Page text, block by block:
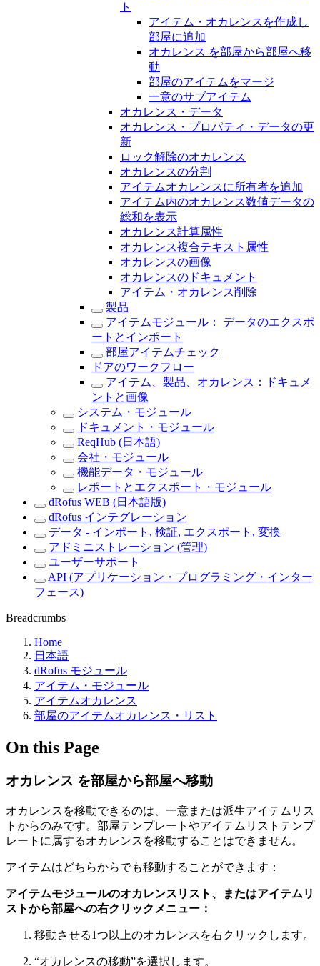
ト
アイテム・オカレンスを作成し
部屋に追加
オカレンス を部屋から部屋へ移
動
部屋のアイテムをマージ
一意のサブアイテム
オカレンス・データ
オカレンス・プロパティ・データの更
新
ロック解除のオカレンス
オカレンスの分割
アイテムオカレンスに所有者を追加
アイテム内のオカレンス数値データの
総和を表示
オカレンス計算属性
オカレンス複合テキスト属性
オカレンスの画像
オカレンスのドキュメント
アイテム・オカレンス削除
製品
アイテムモジュール： データのエクスポ
ートとインポート
部屋アイテムチェック
ドアのワークフロー
アイテム、製品、オカレンス：ドキュメ
ントと画像
システム・モジュール
ドキュメント・モジュール
ReqHub (日本語)
会社・モジュール
機能データ・モジュール
レポートとエクスポート・モジュール
dRofus WEB (日本語版)
dRofus インテグレーション
データ - インポート, 検証, エクスポート, 変換
アドミニストレーション (管理)
ユーザーサポート
API (アプリケーション・プログラミング・インター
フェース)
Breadcrumbs
Home
日本語
dRofus モジュール
アイテム・モジュール
アイテムオカレンス
部屋のアイテムオカレンス・リスト
On this Page
オカレンス を部屋から部屋へ移動
オカレンスを移動できるのは、一意または派生アイテムリス
トからのみです。部屋テンプレートやアイテムリストテンプ
レートに属するオカレンスを移動することはできません。
アイテムはどちらからでも移動することができます：
アイテムモジュールのオカレンスリスト、またはアイテムリ
ストから部屋への右クリックメニュー：
移動させる1つ以上のオカレンスを右クリックします。
“オカレンスの移動”を選択します。